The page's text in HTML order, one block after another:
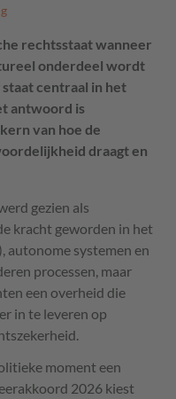
rechtsstaat wanneer
onderdeel wordt
centraal in het
antwoord is
van hoe de
draagt en
gezien als
kracht geworden in het
autonome systemen en
processen, maar
een overheid die
in te leveren op
moment een
2026 kiest